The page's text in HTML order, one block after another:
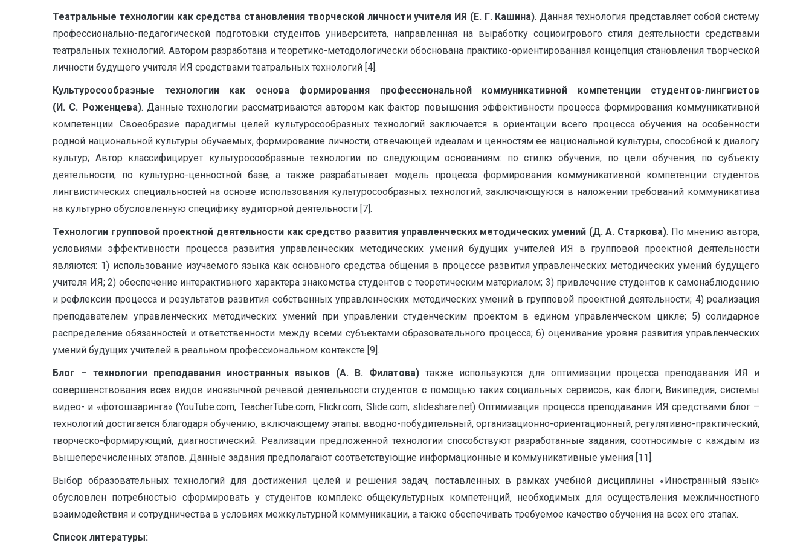
Театральные технологии как средства становления творческой личности учителя ИЯ (Е. Г. Кашина). Данная технология представляет собой систему
профессионально-педагогической подготовки студентов университета, направленная на выработку социоигрового стиля деятельности средствами
театральных технологий. Автором разработана и теоретико-методологически обоснована практико-ориентированная концепция становления творческой
личности будущего учителя ИЯ средствами театральных технологий [4].
Культуросообразные технологии как основа формирования профессиональной коммуникативной компетенции студентов-лингвистов
(И. С. Роженцева). Данные технологии рассматриваются автором как фактор повышения эффективности процесса формирования коммуникативной
компетенции. Своеобразие парадигмы целей культуросообразных технологий заключается в ориентации всего процесса обучения на особенности
родной национальной культуры обучаемых, формирование личности, отвечающей идеалам и ценностям ее национальной культуры, способной к диалогу
культур; Автор классифицирует культуросообразные технологии по следующим основаниям: по стилю обучения, по цели обучения, по субъекту
деятельности, по культурно-ценностной базе, а также разрабатывает модель процесса формирования коммуникативной компетенции студентов
лингвистических специальностей на основе использования культуросообразных технологий, заключающуюся в наложении требований коммуникатива
на культурно обусловленную специфику аудиторной деятельности [7].
Технологии групповой проектной деятельности как средство развития управленческих методических умений (Д. А. Старкова). По мнению автора,
условиями эффективности процесса развития управленческих методических умений будущих учителей ИЯ в групповой проектной деятельности
являются: 1) использование изучаемого языка как основного средства общения в процессе развития управленческих методических умений будущего
учителя ИЯ; 2) обеспечение интерактивного характера знакомства студентов с теоретическим материалом; 3) привлечение студентов к самонаблюдению
и рефлексии процесса и результатов развития собственных управленческих методических умений в групповой проектной деятельности; 4) реализация
преподавателем управленческих методических умений при управлении студенческим проектом в едином управленческом цикле; 5) солидарное
распределение обязанностей и ответственности между всеми субъектами образовательного процесса; 6) оценивание уровня развития управленческих
умений будущих учителей в реальном профессиональном контексте [9].
Блог – технологии преподавания иностранных языков (А. В. Филатова) также используются для оптимизации процесса преподавания ИЯ и
совершенствования всех видов иноязычной речевой деятельности студентов с помощью таких социальных сервисов, как блоги, Википедия, системы
видео- и «фотошэаринга» (YouTube.com, TeacherTube.com, Flickr.com, Slide.com, slideshare.net) Оптимизация процесса преподавания ИЯ средствами блог –
технологий достигается благодаря обучению, включающему этапы: вводно-побудительный, организационно-ориентационный, регулятивно-практический,
творческо-формирующий, диагностический. Реализации предложенной технологии способствуют разработанные задания, соотносимые с каждым из
вышеперечисленных этапов. Данные задания предполагают соответствующие информационные и коммуникативные умения [11].
Выбор образовательных технологий для достижения целей и решения задач, поставленных в рамках учебной дисциплины «Иностранный язык»
обусловлен потребностью сформировать у студентов комплекс общекультурных компетенций, необходимых для осуществления межличностного
взаимодействия и сотрудничества в условиях межкультурной коммуникации, а также обеспечивать требуемое качество обучения на всех его этапах.
Список литературы: